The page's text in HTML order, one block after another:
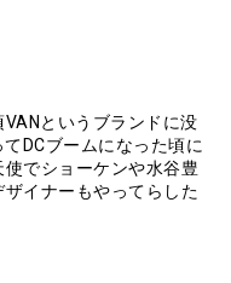
というブランドに没
DCブームになった頃に
でショーケンや水谷豊
イナーもやってらした